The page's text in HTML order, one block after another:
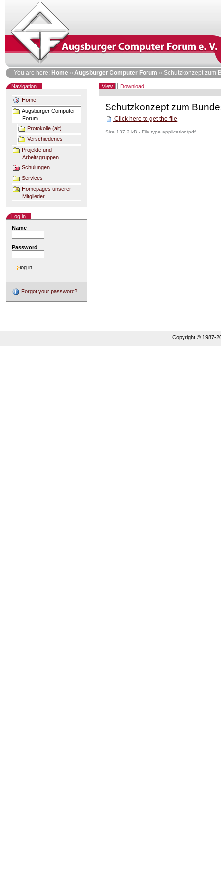
Personal
tools
You are here: Home » Augsburger Computer Forum » Schutzkonzept zum
Navigation
Home
Augsburger Computer
Forum
Protokolle (alt)
Verschiedenes
Projekte und
Arbeitsgruppen
Schulungen
Services
Homepages unserer
Mitglieder
Log in
Name
Password
Forgot your password?
View
Download
Schutzkonzept zum
Document
Actions
Click here to get the file
Size137.2 kB -File typeapplication/pdf
Copyright © 1987-